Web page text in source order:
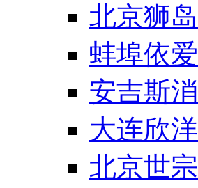
北京狮岛
蚌埠依爱
安吉斯消
大连欣洋
北京世宗